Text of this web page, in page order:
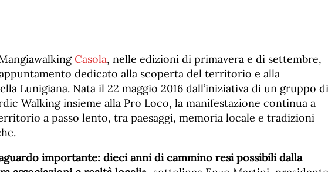
Casola, nelle edizioni di primavera e di settembre,
dedicato alla scoperta del territorio e alla
Lunigiana. Nata il 22 maggio 2016 dall’iniziativa di un gruppo di
Walking insieme alla Pro Loco, la manifestazione continua a
a passo lento, tra paesaggi, memoria locale e tradizioni
importante: dieci anni di cammino resi possibili dalla